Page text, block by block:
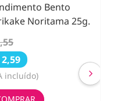
Bento
Noritama 25g.
incluído)